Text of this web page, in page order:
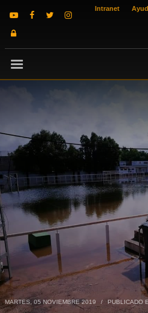
Intranet
MARTES, 05 NOVIEMBRE 2019 / PUBLICADO